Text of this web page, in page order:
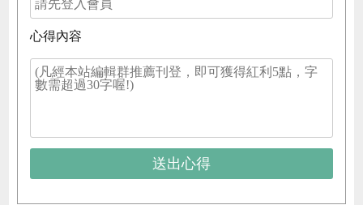
心得內容
送出心得